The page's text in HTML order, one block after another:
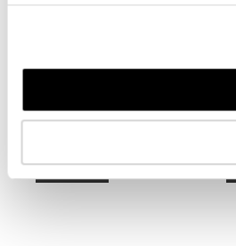
Logg inn